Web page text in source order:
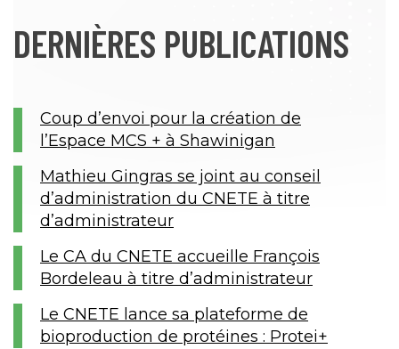
DERNIÈRES PUBLICATIONS
Coup d’envoi pour la création de
l’Espace MCS + à Shawinigan
Mathieu Gingras se joint au conseil
d’administration du CNETE à titre
d’administrateur
Le CA du CNETE accueille François
Bordeleau à titre d’administrateur
Le CNETE lance sa plateforme de
bioproduction de protéines : Protei+